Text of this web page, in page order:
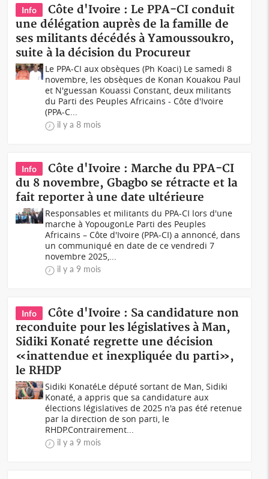
Info
Côte d'Ivoire : Le PPA-CI conduit
une délégation auprès de la famille de
ses militants décédés à Yamoussoukro,
suite à la décision du Procureur
Le PPA-CI aux obsèques (Ph Koaci) Le samedi 8
novembre, les obsèques de Konan Kouakou Paul
et N'guessan Kouassi Constant, deux militants
du Parti des Peuples Africains - Côte d'Ivoire
(PPA-C...
il y a 8 mois
Info
Côte d'Ivoire : Marche du PPA-CI
du 8 novembre, Gbagbo se rétracte et la
fait reporter à une date ultérieure
Responsables et militants du PPA-CI lors d'une
marche à YopougonLe Parti des Peuples
Africains – Côte d'Ivoire (PPA-CI) a annoncé, dans
un communiqué en date de ce vendredi 7
novembre 2025,...
il y a 9 mois
Info
Côte d'Ivoire : Sa candidature non
reconduite pour les législatives à Man,
Sidiki Konaté regrette une décision
«inattendue et inexpliquée du parti»,
le RHDP
Sidiki KonatéLe député sortant de Man, Sidiki
Konaté, a appris que sa candidature aux
élections législatives de 2025 n'a pas été retenue
par la direction de son parti, le
RHDP.Contrairement...
il y a 9 mois